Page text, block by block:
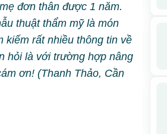
đơn thân được 1 năm.
thuật thẩm mỹ là món
kiếm rất nhiều thông tin về
hỏi là với trường hợp nâng
ơn! (Thanh Thảo, Cần